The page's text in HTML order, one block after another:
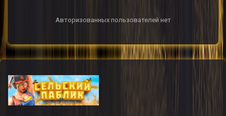
Авторизованных пользователей нет